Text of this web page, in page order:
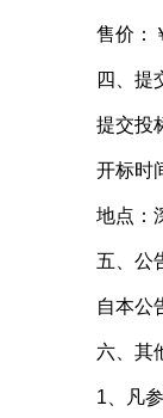
售价：￥
四、提交
提交投标
开标时间
地点：深
五、公
自本公告
六、其
1、凡参